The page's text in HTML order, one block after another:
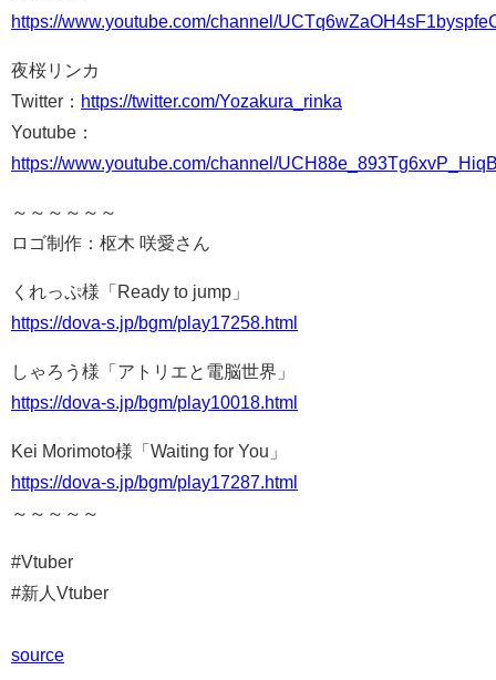
https://www.youtube.com/channel/
夜桜リンカ
Twitter： https://twitter.com/Yozakura_rinka
Youtube：
https://www.youtube.com/channel/
～～～～～～
ロゴ制作：枢木 咲愛さん
くれっぷ様「Ready to jump」
https://dova-s.jp/bgm/play17258.html
しゃろう様「アトリエと電脳世界」
https://dova-s.jp/bgm/play10018.html
Kei Morimoto様「Waiting for You」
https://dova-s.jp/bgm/play17287.html
～～～～～
#Vtuber
#新人Vtuber
source